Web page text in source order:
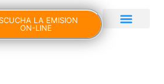
LA EMISION
ON-LINE